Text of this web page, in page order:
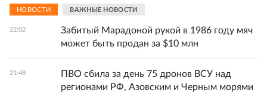
НОВОСТИ ВАЖНЫЕ НОВОСТИ
22:02
Забитый Марадоной рукой в 1986 году мяч
может быть продан за $10 млн
21:48
ПВО сбила за день 75 дронов ВСУ над
регионами РФ, Азовским и Черным морями